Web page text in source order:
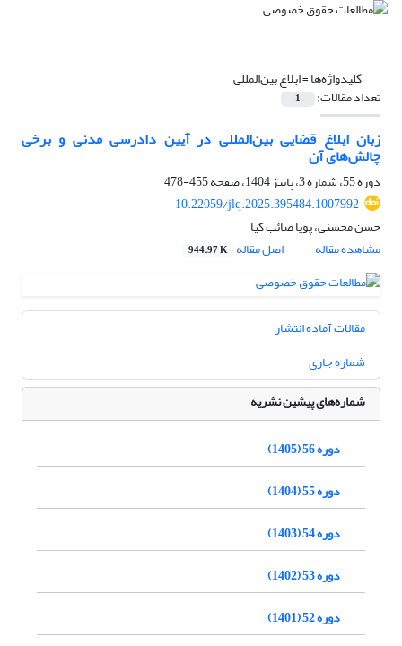
کلیدواژه‌ها =ابلاغ بین‌المللی
تعداد مقالات: 1
زبان ابلاغ قضایی بین‌المللی در آیین دادرسی مدنی و برخی
چالش‌های آن
دوره 55، شماره 3، پاییز 1404، صفحه
455-478
10.22059/jlq.2025.395484.1007992
حسن محسنی، پویا صائب کیا
مشاهده مقاله
اصل مقاله 944.97 K
مقالات آماده انتشار
شماره جاری
شماره‌های پیشین نشریه
دوره 56 (1405)
دوره 55 (1404)
دوره 54 (1403)
دوره 53 (1402)
دوره 52 (1401)